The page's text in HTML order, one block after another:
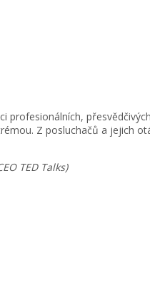
profesionálních,
Z posluchačů a jejich
TED Talks)